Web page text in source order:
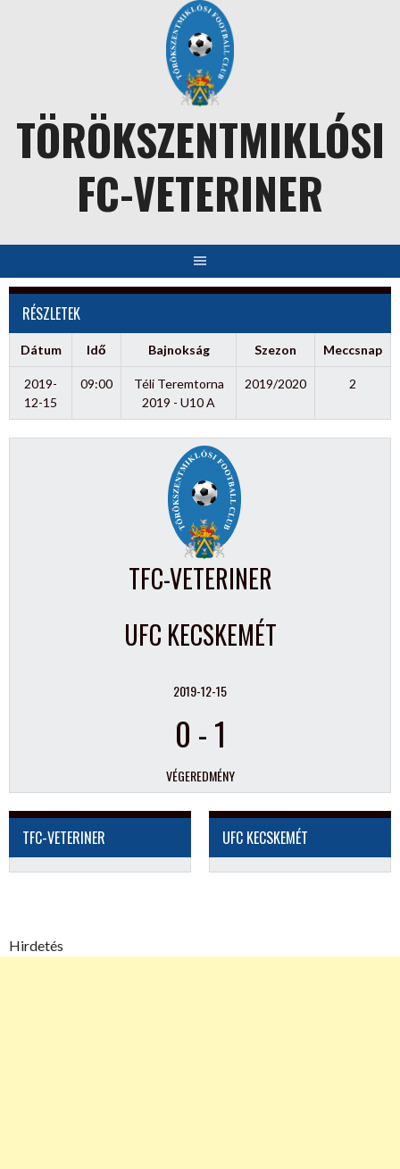
TÖRÖKSZENTMIKLÓSI
FC-VETERINER
RÉSZLETEK
Dátum Idő Bajnokság Szezon Meccsnap
2019-
12-15
09:00
Téli Teremtorna
2019 - U10 A
2019/2020 2
TFC-VETERINER
UFC KECSKEMÉT
2019-12-15
0 -1
VÉGEREDMÉNY
TFC-VETERINER UFC KECSKEMÉT
Hirdetés